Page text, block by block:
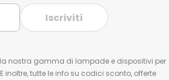
Iscriviti
nostra gamma di lampade e dispositivi per
tutte le info su codici sconto, offerte